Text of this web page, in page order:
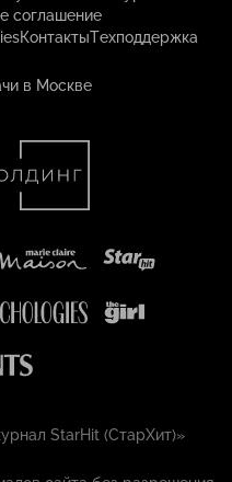
соглашение
КонтактыТехподдержка
в Москве
StarHit (СтарХит)»